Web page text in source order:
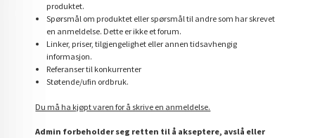
produktet.
Spørsmål om produktet eller spørsmål til andre som har skrevet
en anmeldelse. Dette er ikke et forum.
Linker, priser, tilgjengelighet eller annen tidsavhengig
informasjon.
Referanser til konkurrenter
Støtende/ufin ordbruk.
Du må ha kjøpt varen for å skrive en anmeldelse.
Admin forbeholder seg retten til å akseptere, avslå eller